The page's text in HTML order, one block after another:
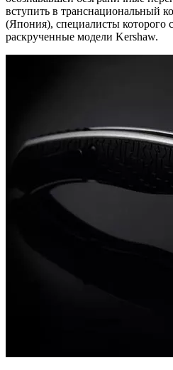
вступить в транснациональный
(Япония), специалисты которого
раскрученные модели Kershaw.